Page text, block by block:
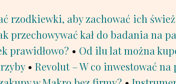
rzodkiewki, aby zachować ich
przechowywać kał do badania na
prawidłowo? • Od ilu lat można
• Revolut – W co inwestować